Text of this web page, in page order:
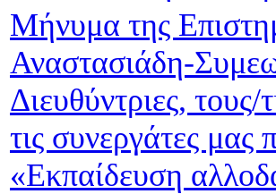
Μήνυμα της
Αναστασιάδη-
Διευθύντριες, τους/
τις συνεργάτες
«Εκπαίδευση